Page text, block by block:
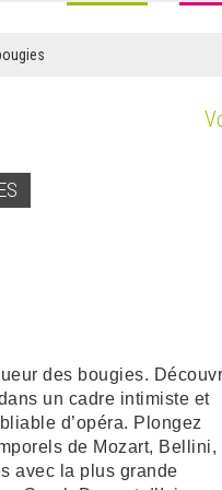
des bougies.
un cadre intimiste et
d’opéra. Plongez
de Mozart, Bellini,
avec la plus grande